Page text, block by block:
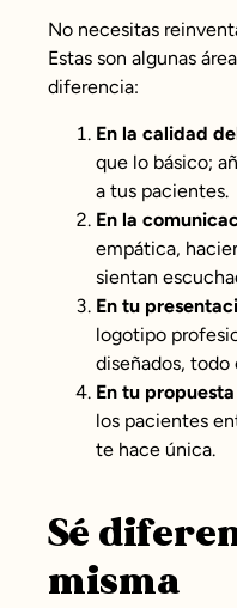
No necesitas
Estas son algunas
diferencia:
En la calidad
que lo básico;
a tus pacientes.
En la
empática,
sientan
En tu
logotipo
diseñados, todo
En tu
los pacientes
te hace única.
Sé
misma